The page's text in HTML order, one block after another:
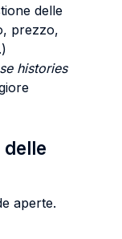
delle
prezzo,
histories
aperte.